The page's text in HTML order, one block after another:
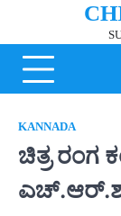
content
KANNADA
ಚಿತ್ರ ರಂಗ